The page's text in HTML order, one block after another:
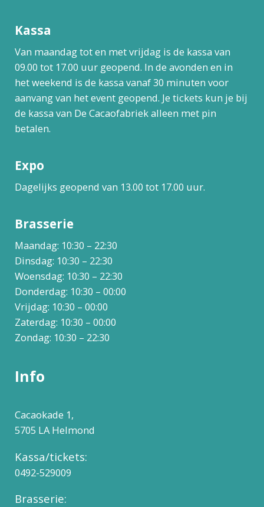
Kassa
Van maandag tot en met vrijdag is de kassa van
09.00 tot 17.00 uur geopend. In de avonden en in
het weekend is de kassa vanaf 30 minuten voor
aanvang van het event geopend. Je tickets kun je bij
de kassa van De Cacaofabriek alleen met pin
betalen.
Expo
Dagelijks geopend van 13.00 tot 17.00 uur.
Brasserie
Maandag: 10:30 – 22:30
Dinsdag: 10:30 – 22:30
Woensdag: 10:30 – 22:30
Donderdag: 10:30 – 00:00
Vrijdag: 10:30 – 00:00
Zaterdag: 10:30 – 00:00
Zondag: 10:30 – 22:30
Info
Cacaokade 1,
5705 LA Helmond
Kassa/tickets:
0492-529009
Brasserie: